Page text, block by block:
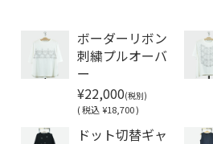
ボーダーリボン
刺繍プルオーバ
ー
¥22,000(税別)
(税込¥18,700 )
ドット切替ギャ